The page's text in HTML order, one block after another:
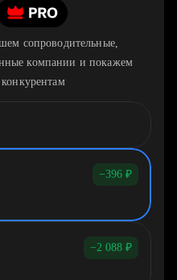
сопроводительные,
компании и покажем
−396 ₽
−2 088 ₽